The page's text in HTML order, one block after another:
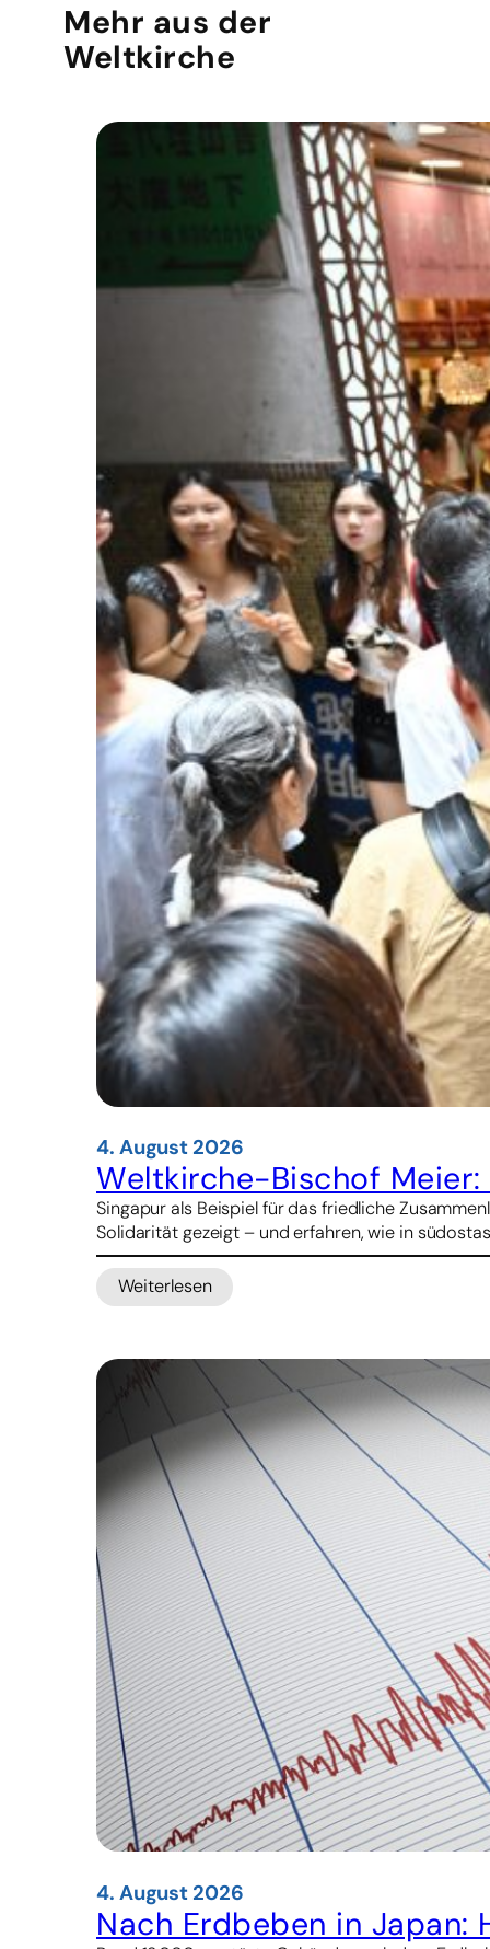
Mehr aus der
Weltkirche
4. August 2026
Weltkirche-Bischof
Singapur als Beispiel für das friedliche
Solidarität gezeigt – und erfahren, wie in
Weiterlesen
:
Meier:
Katholiken
Hongkong
und
Macau
unter
wachsendem
Druck
4. August 2026
Nach Erdbeben in